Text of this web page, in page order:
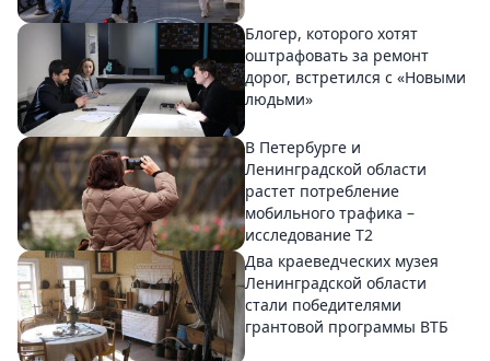
Блогер, которого хотят
оштрафовать за ремонт
дорог, встретился с «Новыми
людьми»
В Петербурге и
Ленинградской области
растет потребление
мобильного трафика –
исследование T2
Два краеведческих музея
Ленинградской области
стали победителями
грантовой программы ВТБ